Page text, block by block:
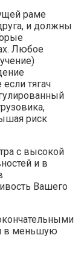
раме
и должны
Любое
тягач
риск
с высокой
и в
Вашего
в меньшую